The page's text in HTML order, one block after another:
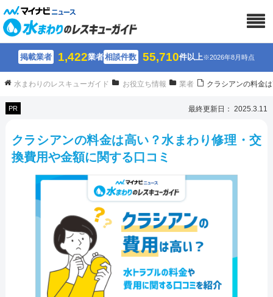
掲載業者 1,422業者相談件数 55,710件以上※2026年8月時点
水まわりのレスキューガイド お役立ち情報 業者 クラシアンの料金
PR 最終更新日： 2025.3.11
クラシアンの料金は高い？水まわり修理・交
換費用や金額に関する口コミ